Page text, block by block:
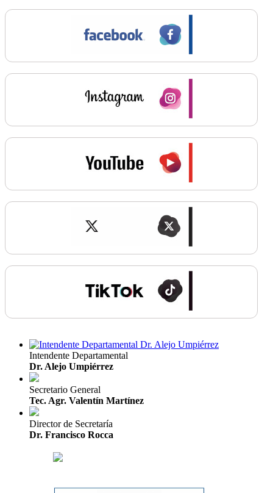
Intendente Departamental
Dr. Alejo Umpiérrez
Secretario General
Tec. Agr. Valentín Martínez
Director de Secretaría
Dr. Francisco Rocca